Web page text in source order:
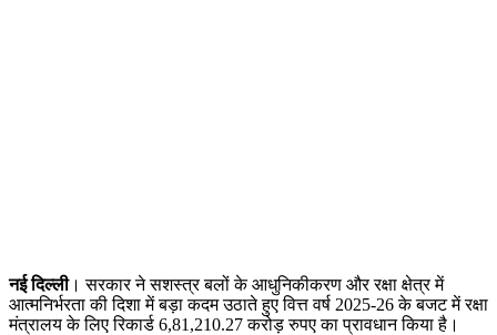
नई दिल्ली। सरकार ने सशस्त्र बलों के आधुनिकीकरण और रक्षा क्षेत्र में
आत्मनिर्भरता की दिशा में बड़ा कदम उठाते हुए वित्त वर्ष 2025-26 के बजट में रक्षा
मंत्रालय के लिए रिकार्ड 6,81,210.27 करोड़ रुपए का प्रावधान किया है।